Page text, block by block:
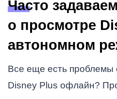
Часто
о просмотре
автономном
Все еще есть проблемы
Disney Plus офлайн?